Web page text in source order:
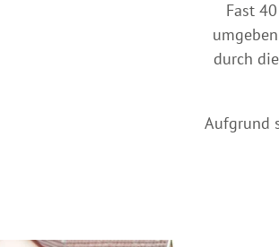
Fast
durch
Aufgrund